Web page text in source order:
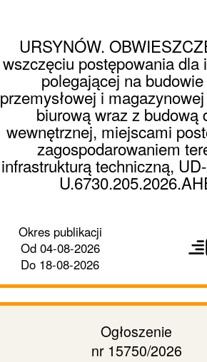
URSYNÓW.
wszczęciu postępowania dla
polegającej na
przemysłowej i
biurową wraz z budową
wewnętrznej, miejscami
zagospodarowaniem
infrastrukturą techniczną,
Okres publikacji
Od04-08-2026
Do 18-08-2026
dalej
Ogłoszenie
nr 15750/2026